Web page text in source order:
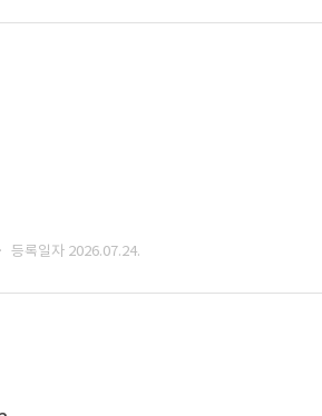
· 등록일자 2026.07.24.